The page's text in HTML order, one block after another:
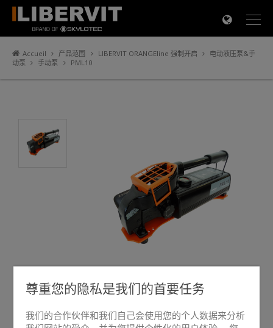
Accueil 产品范围 LIBERVIT ORANGEline 强制开启
电动液压泵&手
动泵
手动泵 PML10 ×
尊重您的隐私是我们的首要任务
我们的合作伙伴和我们自己会使用您的个人数据来分析